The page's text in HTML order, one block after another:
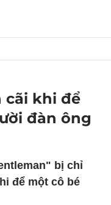
cãi khi để
đàn ông
bị chỉ
để một cô bé